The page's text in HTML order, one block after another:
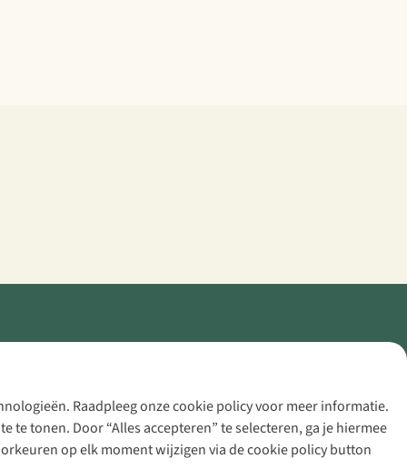
Raadpleeg onze cookie policy voor meer informatie.
tonen. Door “Alles accepteren” te selecteren, ga je hiermee
op elk moment wijzigen via de cookie policy button